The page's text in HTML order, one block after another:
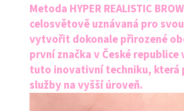
Metoda HYPER REALISTIC
celosvětově uznávaná pro
vytvořit dokonale přirozené
první značka v České republice
tuto inovativní techniku, která
služby na vyšší úroveň.